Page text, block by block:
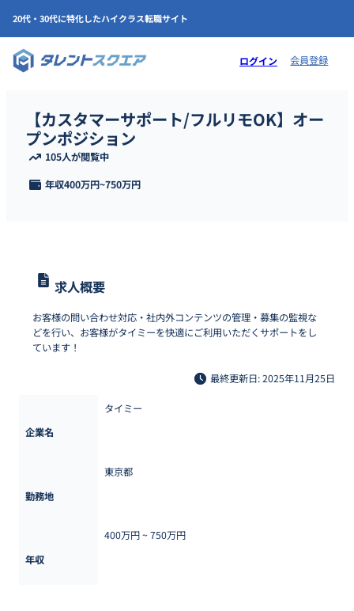
20代・30代に特化したハイクラス転職サイト
ログイン 会員登録
【カスタマーサポート/フルリモOK】オー
プンポジション
105人が閲覧中
年収400万円~750万円
求人概要
お客様の問い合わせ対応・社内外コンテンツの管理・募集の監視な
どを行い、お客様がタイミーを快適にご利用いただくサポートをし
ています！
最終更新日: 2025年11月25日
企業名
タイミー
勤務地
東京都
年収
400万円 ~ 750万円